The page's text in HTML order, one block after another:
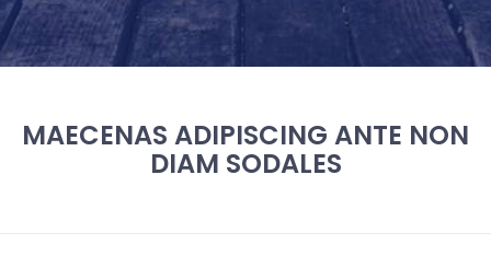
MAECENAS ADIPISCING ANTE NON
DIAM SODALES